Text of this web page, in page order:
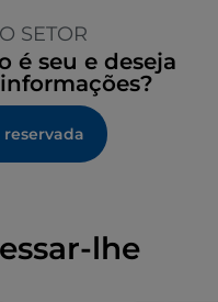
SETOR
é seu e deseja
reservada
lhe